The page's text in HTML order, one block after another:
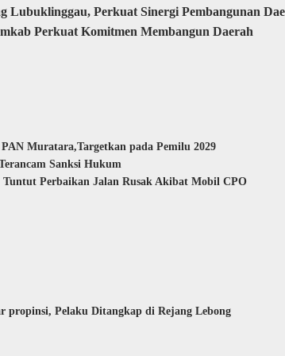
Perkuat Sinergi Pembangunan
Perkuat Komitmen Membangun Daerah
Muratara,Targetkan pada Pemilu 2029
Sanksi Hukum
Perbaikan Jalan Rusak Akibat Mobil CPO
propinsi, Pelaku Ditangkap di Rejang Lebong